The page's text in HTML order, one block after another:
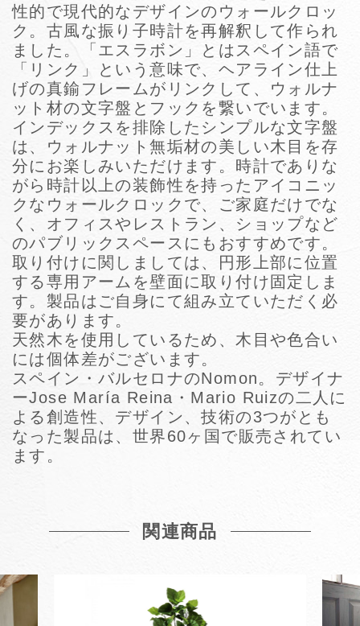
性的で現代的なデザインのウォールクロッ
ク。古風な振り子時計を再解釈して作られ
ました。「エスラボン」とはスペイン語で
「リンク」という意味で、ヘアライン仕上
げの真鍮フレームがリンクして、ウォルナ
ット材の文字盤とフックを繋いでいます。
インデックスを排除したシンプルな文字盤
は、ウォルナット無垢材の美しい木目を存
分にお楽しみいただけます。時計でありな
がら時計以上の装飾性を持ったアイコニッ
クなウォールクロックで、ご家庭だけでな
く、オフィスやレストラン、ショップなど
のパブリックスペースにもおすすめです。
取り付けに関しましては、円形上部に位置
する専用アームを壁面に取り付け固定しま
す。製品はご自身にて組み立ていただく必
要があります。
天然木を使用しているため、木目や色合い
には個体差がございます。
スペイン・バルセロナのNomon。デザイナ
ーJose María Reina・Mario Ruizの二人に
よる創造性、デザイン、技術の3つがとも
なった製品は、世界60ヶ国で販売されてい
ます。
関連商品